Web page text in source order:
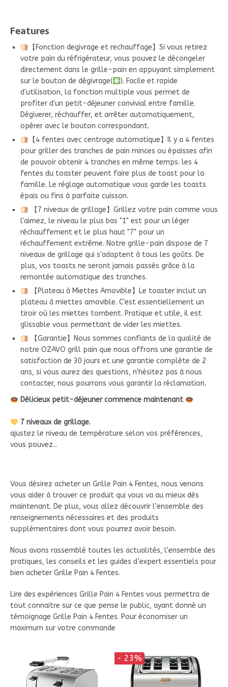
Features
【Fonction degivrage et rechauffage】Si vous retirez
votre pain du réfrigérateur, vous pouvez le décongeler
directement dans le grille-pain en appuyant simplement
sur le bouton de dégivrage(
). Facile et rapide
d'utilisation, la fonction multiple vous permet de
profiter d'un petit-déjeuner convivial entre famille.
Dégiverer, réchauffer, et arrêter automatiquement,
opérer avec le bouton correspondant.
【4 fentes avec centrage automatique】Il y a 4 fentes
pour griller des tranches de pain minces ou épaisses afin
de pouvoir obtenir 4 tranches en même temps. les 4
fentes du toaster peuvent faire plus de toast pour la
famille. Le réglage automatique vous garde les toasts
épais ou fins à parfaite cuisson.
【7 niveaux de grillage】Grillez votre pain comme vous
l'aimez, le niveau le plus bas "1" est pour un léger
réchauffement et le plus haut "7" pour un
réchauffement extrême. Notre grille-pain dispose de 7
niveaux de grillage qui s'adaptent à tous les goûts. De
plus, vos toasts ne seront jamais passés grâce à la
remontée automatique des tranches.
【Plateau à Miettes Amovible】Le toaster inclut un
plateau à miettes amovible. C'est essentiellement un
tiroir où les miettes tombent. Pratique et utile, il est
glissable vous permettant de vider les miettes.
【Garantie】Nous sommes confiants de la qualité de
notre OZAVO grill pain que nous offrons une garantie de
satisfaction de 30 jours et une garantie complète de 2
ans, si vous aurez des questions, n'hésitez pas à nous
contacter, nous pourrons vous garantir la réclamation.
Délicieux petit-déjeuner commence maintenant
7 niveaux de grillage.
ajustez le niveau de température selon vos préférences,
vous pouvez...
Vous désirez acheter un Grille Pain 4 Fentes, nous venons
vous aider à trouver ce produit qui vous va au mieux dès
maintenant. De plus, vous allez découvrir l’ensemble des
renseignements nécessaires et des produits
supplémentaires dont vous pourrez avoir besoin.
Nous avons rassemblé toutes les actualités, l’ensemble des
pratiques, les conseils et les guides d’expert essentiels pour
bien acheter Grille Pain 4 Fentes.
Lire des expériences Grille Pain 4 Fentes vous permettra de
tout connaitre sur ce que pense le public, ayant donné un
témoignage Grille Pain 4 Fentes. Pour économiser un
maximum sur votre commande
- 23%